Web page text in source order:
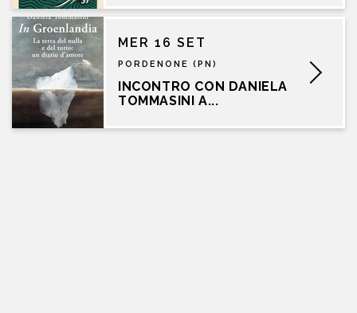
MER 16 SET
PORDENONE (PN)
INCONTRO CON DANIELA
TOMMASINI A...